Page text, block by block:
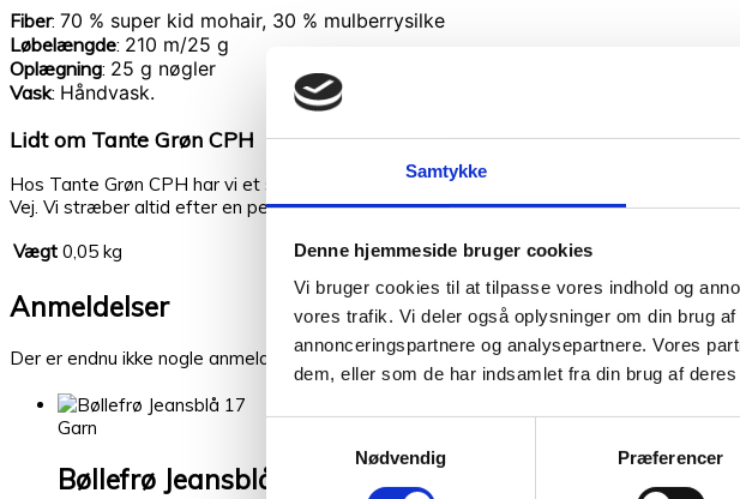
Samtykke
Denne hjemmeside bruger cookies
Vi bruger cookies til at tilpasse vores indhold og
vores trafik. Vi deler også oplysninger om din brug
annonceringspartnere og analysepartnere. Vores
dem, eller som de har indsamlet fra din brug af deres
Nødvendig
Præferencer
Fiber: 70 % super kid mohair, 30 % mulberrysilke
Løbelængde: 210 m/25 g
Oplægning: 25 g nøgler
Vask: Håndvask.
Lidt om Tante Grøn CPH
Hos Tante Grøn CPH har vi et stort udvalg af garner i mange skønne farver. Så hvis
Vej. Vi stræber altid efter en personlig og nøje vejledning så du er på sikker vej med
Vægt 0,05 kg
Anmeldelser
Der er endnu ikke nogle anmeldelser.
Kunder købte også
Relaterede varer
Garn
Bøllefrø Jeansblå 17